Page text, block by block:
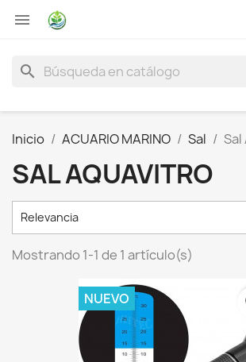

search
Inicio ACUARIO MARINO Sal
SAL AQUAVITRO
Relevancia
Mostrando 1-1 de 1 artículo(s)
NUEVO